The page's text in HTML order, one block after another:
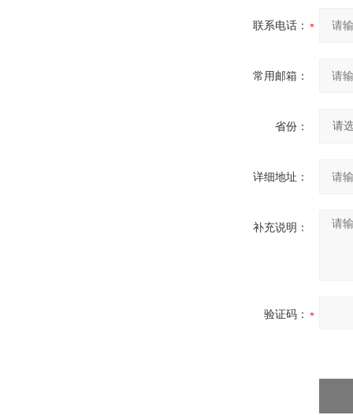
联系电话：
常用邮箱：
省份：
详细地址：
补充说明：
验证码：